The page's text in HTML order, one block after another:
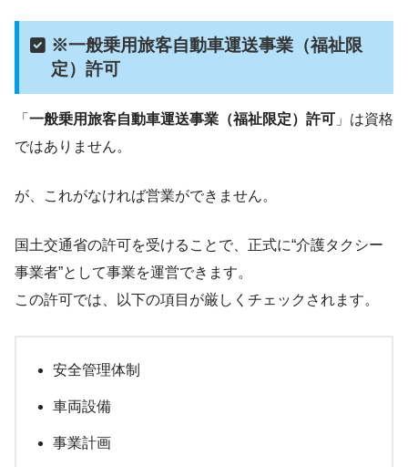
※一般乗用旅客自動車運送事業（福祉限
定）許可
「 一般乗用旅客自動車運送事業（福祉限定）許可 」は資格
ではありません。
が、これがなければ営業ができません。
国土交通省の許可を受けることで、正式に“介護タクシー
事業者”として事業を運営できます。
この許可では、以下の項目が厳しくチェックされます。
安全管理体制
車両設備
事業計画